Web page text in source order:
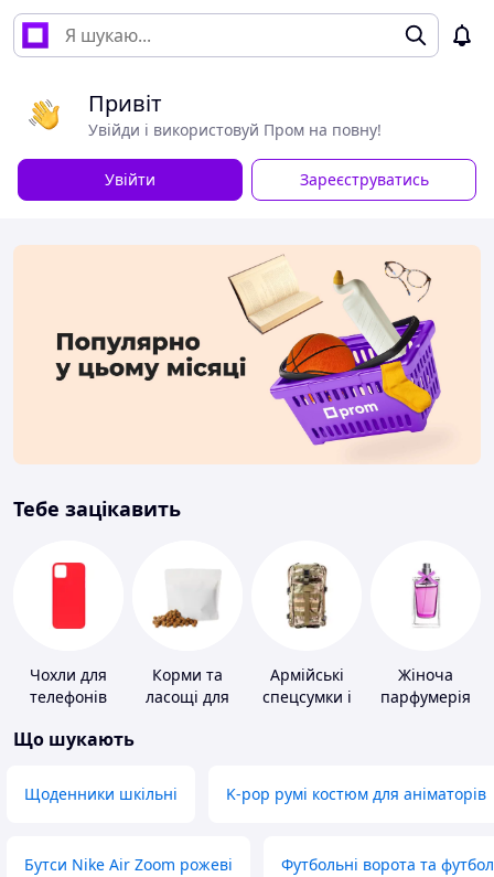
Привіт
Увійди і використовуй Пром на повну!
Увійти Зареєструватись
Тебе зацікавить
Чохли для
телефонів
Корми та
ласощі для
Армійські
спецсумки і
Жіноча
парфумерія
Що шукають
Щоденники шкільні K-pop румі костюм для аніматорів
Бутси Nike Air Zoom рожеві Футбольні ворота та